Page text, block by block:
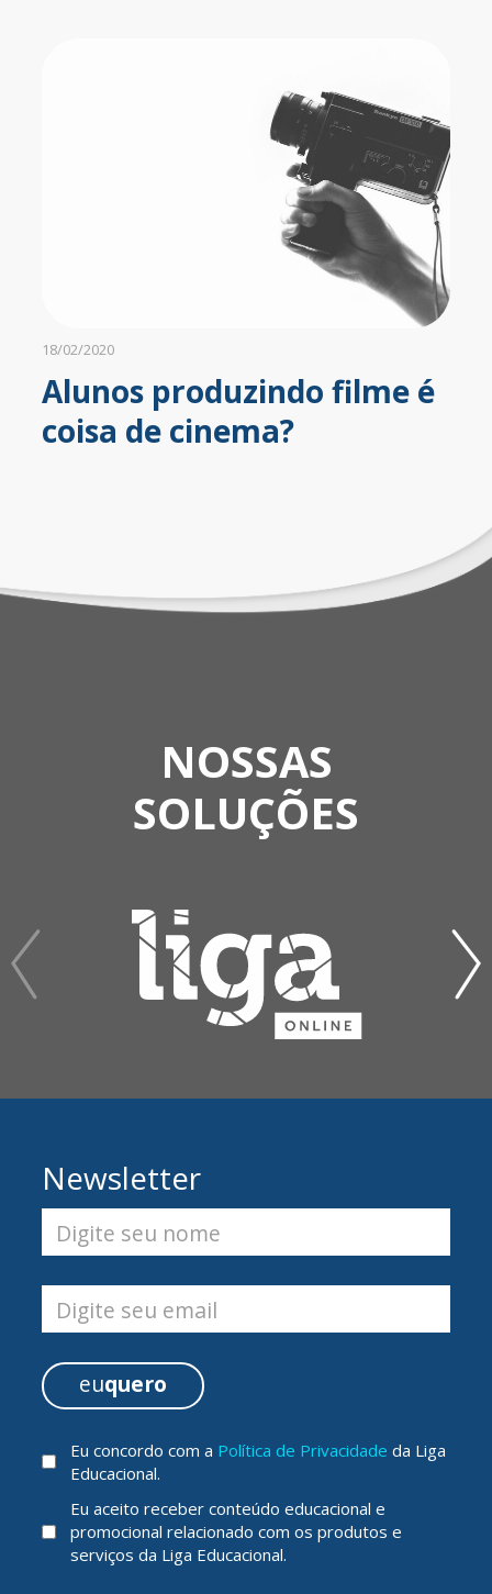
18/02/2020
Alunos produzindo filme é
coisa de cinema?
NOSSAS
SOLUÇÕES
Newsletter
Digite seu nome
Digite seu email
euquero
Eu concordo com a Política de Privacidade da Liga
Educacional.
Eu aceito receber conteúdo educacional e
promocional relacionado com os produtos e
serviços da Liga Educacional.